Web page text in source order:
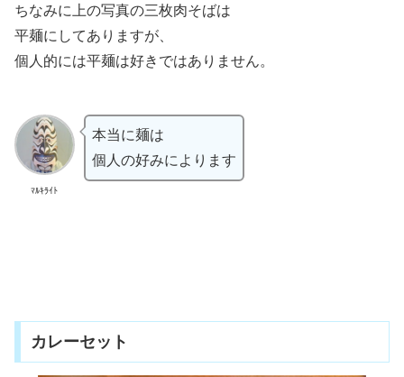
ちなみに上の写真の三枚肉そばは
平麺にしてありますが、
個人的には平麺は好きではありません。
ﾏﾙｷﾗｲﾄ
本当に麺は
個人の好みによります
カレーセット